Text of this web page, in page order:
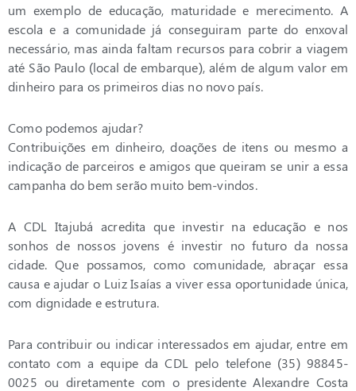
um exemplo de educação, maturidade e merecimento. A
escola e a comunidade já conseguiram parte do enxoval
necessário, mas ainda faltam recursos para cobrir a viagem
até São Paulo (local de embarque), além de algum valor em
dinheiro para os primeiros dias no novo país.
Como podemos ajudar?
Contribuições em dinheiro, doações de itens ou mesmo a
indicação de parceiros e amigos que queiram se unir a essa
campanha do bem serão muito bem-vindos.
A CDL Itajubá acredita que investir na educação e nos
sonhos de nossos jovens é investir no futuro da nossa
cidade. Que possamos, como comunidade, abraçar essa
causa e ajudar o Luiz Isaías a viver essa oportunidade única,
com dignidade e estrutura.
Para contribuir ou indicar interessados em ajudar, entre em
contato com a equipe da CDL pelo telefone (35) 98845-
0025 ou diretamente com o presidente Alexandre Costa